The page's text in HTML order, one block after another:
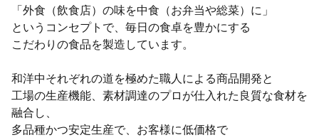
「外食（飲食店）の味を中食（お弁当や総菜）に」
というコンセプトで、毎日の食卓を豊かにする
こだわりの食品を製造しています。
和洋中それぞれの道を極めた職人による商品開発と
工場の生産機能、素材調達のプロが仕入れた良質な食材を
融合し、
多品種かつ安定生産で、お客様に低価格で